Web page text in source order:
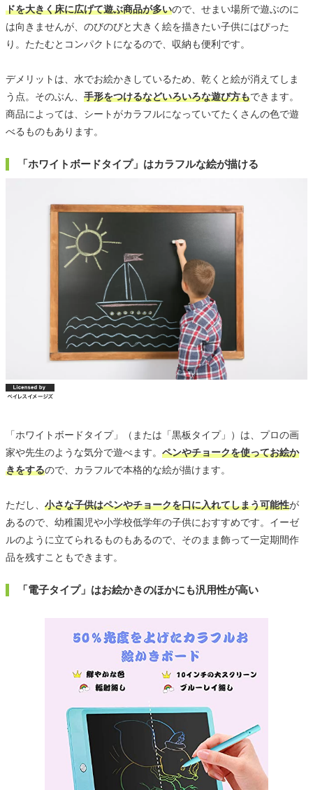
ドを大きく床に広げて遊ぶ商品が多いので、せまい場所で遊ぶのに
は向きませんが、のびのびと大きく絵を描きたい子供にはぴった
り。たたむとコンパクトになるので、収納も便利です。
デメリットは、水でお絵かきしているため、乾くと絵が消えてしま
う点。そのぶん、 手形をつけるなどいろいろな遊び方もできます。
商品によっては、シートがカラフルになっていてたくさんの色で遊
べるものもあります。
「ホワイトボードタイプ」はカラフルな絵が描ける
「ホワイトボードタイプ」（または「黒板タイプ」）は、プロの画
家や先生のような気分で遊べます。 ペンやチョークを使ってお絵か
きをするので、カラフルで本格的な絵が描けます。
ただし、 小さな子供はペンやチョークを口に入れてしまう可能性が
あるので、幼稚園児や小学校低学年の子供におすすめです。イーゼ
ルのように立てられるものもあるので、そのまま飾って一定期間作
品を残すこともできます。
「電子タイプ」はお絵かきのほかにも汎用性が高い